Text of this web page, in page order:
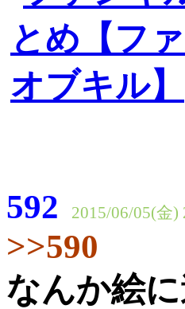
592 2015/06/05(金)
>>590
なんか絵